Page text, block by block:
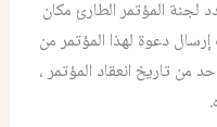
لجنة المؤتمر الطارئ مكان
دعوة لهذا المؤتمر من
من تاريخ انعقاد المؤتمر ،